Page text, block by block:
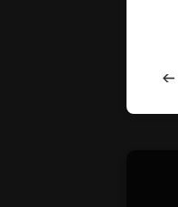
←